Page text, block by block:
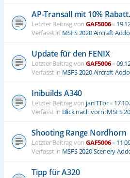
AP-Transall mit 10%
Letzter Beitrag von GAF5006«
Verfasst in MSFS 2020 Aircraft
Update für den FENIX
Letzter Beitrag von GAF5006«
Verfasst in MSFS 2020 Aircraft
Inibuilds A340
Letzter Beitrag von janiTTor«
Verfasst in Blick nach vorn: MSFS
Shooting Range Nordhorn
Letzter Beitrag von GAF5006«
Verfasst in MSFS 2020 Scenery
Tipp für A320